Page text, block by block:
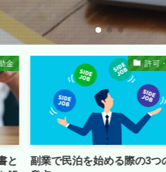
認可
注
就業規則における休日の定